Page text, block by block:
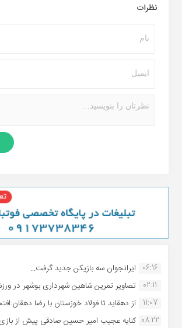
نظرات
06:16 ایرانجوان سه بازیکن جدید گرفت...
02:11
تصاویر تمرین شاهین شهردارى بوشهر در
11:07
از دهقاید تا فولاد خوزستان با رضا
08:22 کنایه عجیب امیر حسین صادقی پیش از